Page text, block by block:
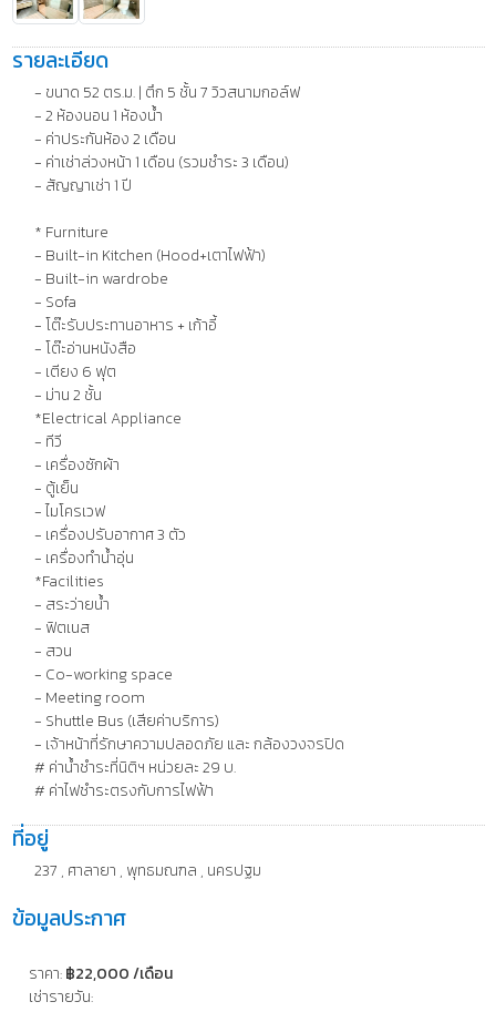
รายละเอียด
- ขนาด 52 ตร.ม. | ตึก 5 ชั้น 7 วิวสนามกอล์ฟ
- 2 ห้องนอน 1 ห้องน้ำ
- ค่าประกันห้อง 2 เดือน
- ค่าเช่าล่วงหน้า 1 เดือน (รวมชำระ 3 เดือน)
- สัญญาเช่า 1 ปี
* Furniture
- Built-in Kitchen (Hood+เตาไฟฟ้า)
- Built-in wardrobe
- Sofa
- โต๊ะรับประทานอาหาร + เก้าอี้
- โต๊ะอ่านหนังสือ
- เตียง 6 ฟุต
- ม่าน 2 ชั้น
*Electrical Appliance
- ทีวี
- เครื่องซักผ้า
- ตู้เย็น
- ไมโครเวฟ
- เครื่องปรับอากาศ 3 ตัว
- เครื่องทำน้ำอุ่น
*Facilities
- สระว่ายน้ำ
- ฟิตเนส
- สวน
- Co-working space
- Meeting room
- Shuttle Bus (เสียค่าบริการ)
- เจ้าหน้าที่รักษาความปลอดภัย และ กล้องวงจรปิด
# ค่าน้ำชำระที่นิติฯ หน่วยละ 29 บ.
# ค่าไฟชำระตรงกับการไฟฟ้า
ที่อยู่
237 , ศาลายา , พุทธมณฑล , นครปฐม
ข้อมูลประกาศ
ราคา:฿22,000 /เดือน
เช่ารายวัน: